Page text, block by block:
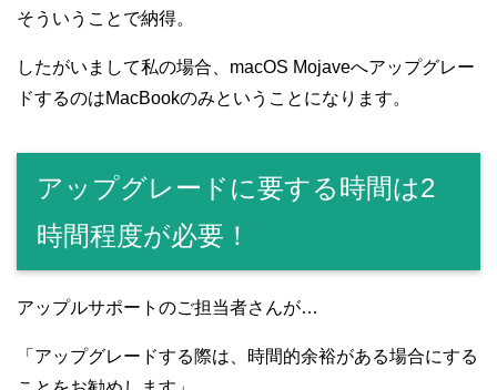
そういうことで納得。
したがいまして私の場合、macOS Mojaveへアップグレー
ドするのはMacBookのみということになります。
アップグレードに要する時間は2
時間程度が必要！
アップルサポートのご担当者さんが…
「アップグレードする際は、時間的余裕がある場合にする